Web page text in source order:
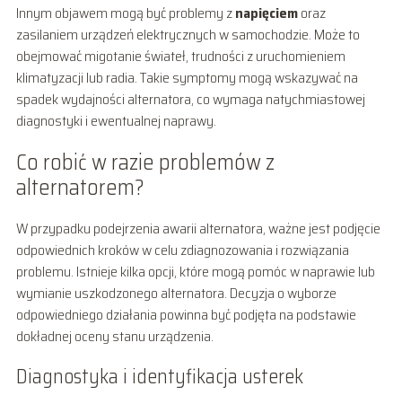
Innym objawem mogą być problemy znapięciemoraz
zasilaniem urządzeń elektrycznych w samochodzie. Może to
obejmować migotanie świateł, trudności z uruchomieniem
klimatyzacji lub radia. Takie symptomy mogą wskazywać na
spadek wydajności alternatora, co wymaga natychmiastowej
diagnostyki i ewentualnej naprawy.
Co robić w razie problemów z
alternatorem?
W przypadku podejrzenia awarii alternatora, ważne jest podjęcie
odpowiednich kroków w celu zdiagnozowania i rozwiązania
problemu. Istnieje kilka opcji, które mogą pomóc w naprawie lub
wymianie uszkodzonego alternatora. Decyzja o wyborze
odpowiedniego działania powinna być podjęta na podstawie
dokładnej oceny stanu urządzenia.
Diagnostyka i identyfikacja usterek